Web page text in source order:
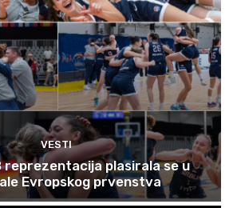
VESTI
reprezentacija plasirala se u
Evropskog prvenstva